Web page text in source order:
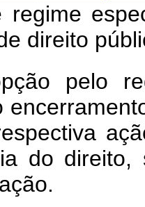
regime
direito
pelo
do